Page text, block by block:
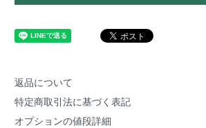
返品について
特定商取引法に基づく表記
オプションの値段詳細